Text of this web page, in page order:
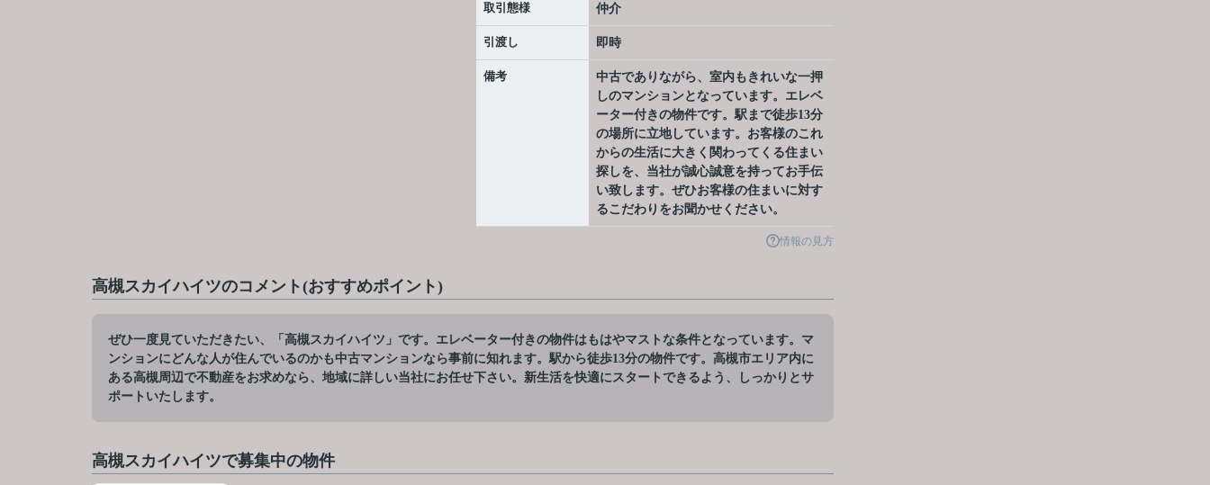
取引態様 仲介
引渡し 即時
備考
中古でありながら、室内もきれいな一押
しのマンションとなっています。エレベ
ーター付きの物件です。駅まで徒歩13分
の場所に立地しています。お客様のこれ
からの生活に大きく関わってくる住まい
探しを、当社が誠心誠意を持ってお手伝
い致します。ぜひお客様の住まいに対す
るこだわりをお聞かせください。
情報の見方
高槻スカイハイツのコメント(おすすめポイント)
ぜひ一度見ていただきたい、「高槻スカイハイツ」です。エレベーター付きの物件はもはやマストな条件となっています。マ
ンションにどんな人が住んでいるのかも中古マンションなら事前に知れます。駅から徒歩13分の物件です。高槻市エリア内に
ある高槻周辺で不動産をお求めなら、地域に詳しい当社にお任せ下さい。新生活を快適にスタートできるよう、しっかりとサ
ポートいたします。
高槻スカイハイツで募集中の物件